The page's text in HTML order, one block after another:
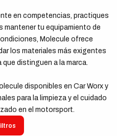
en competencias, practiques
mantener tu equipamiento de
Molecule ofrece
los materiales más exigentes
distinguen a la marca.
disponibles en Car Worx y
para la limpieza y el cuidado
en el motorsport.